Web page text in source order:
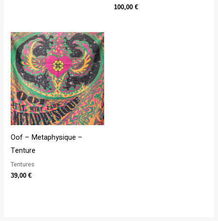
100,00 €
Oof – Metaphysique –
Tenture
Tentures
39,00€